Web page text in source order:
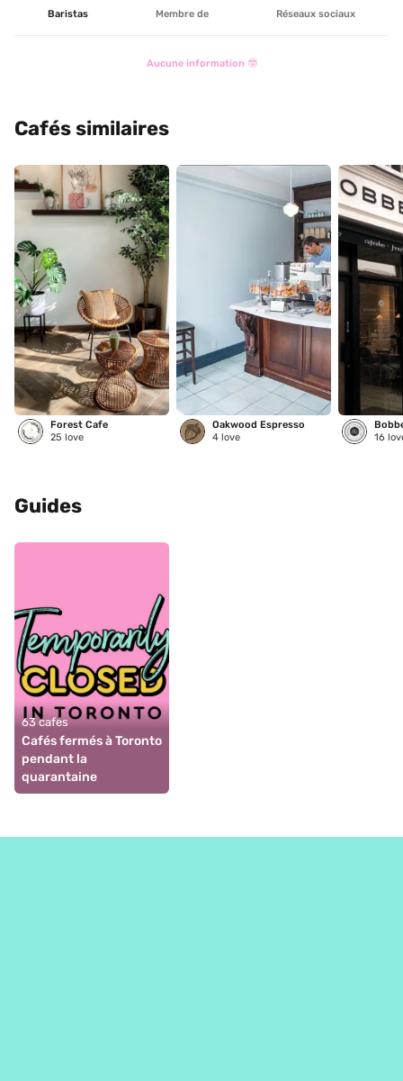
Baristas Membre de Réseaux sociaux
Aucune information 🤓
Cafés similaires
Forest Cafe
25 love
Oakwood Espresso
4 love 16
Guides
63 cafés
Cafés fermés à Toronto
pendant la
quarantaine